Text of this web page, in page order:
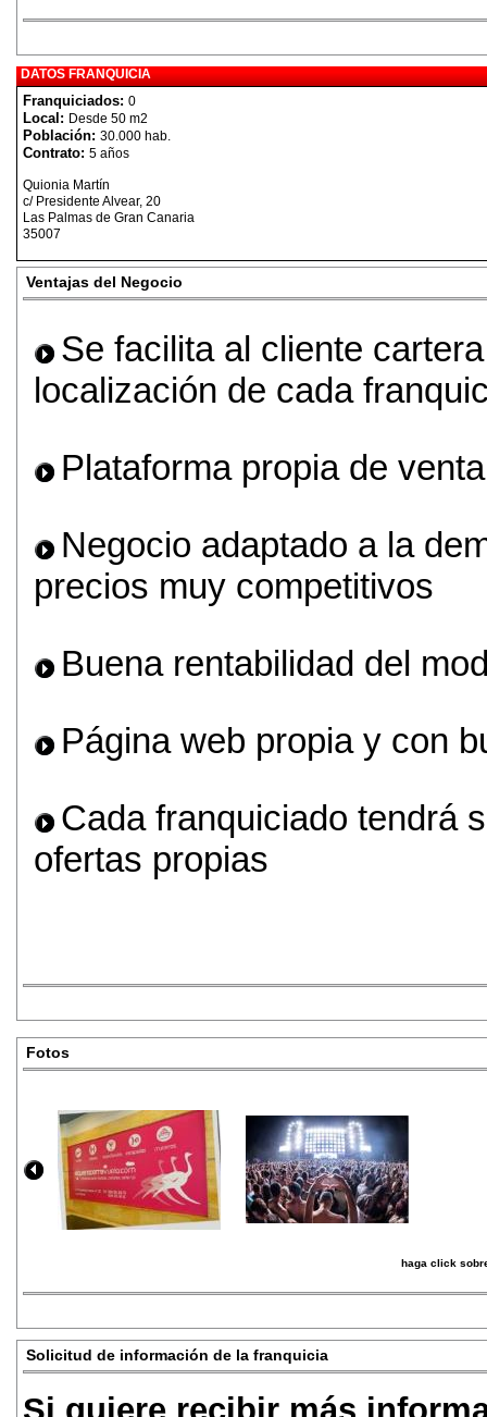
DATOS FRANQUICIA
Franquiciados: 0
Local: Desde 50 m2
Población: 30.000 hab.
Contrato: 5 años
Quionia Martín
c/ Presidente Alvear, 20
Las Palmas de Gran Canaria
35007
Ventajas del Negocio
Se facilita al cliente
localización de cada
Plataforma propia de
Negocio adaptado a la
precios muy competitivos
Buena rentabilidad del
Página web propia y con
Cada franquiciado tendrá
ofertas propias
Fotos
haga click
Solicitud de información de la franquicia